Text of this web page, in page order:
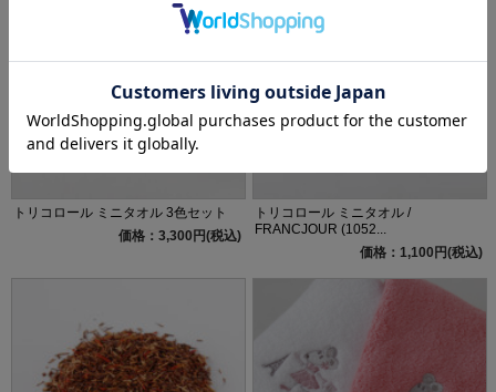
トリコロール ミニタオル 3色セット
価格：3,300円(税込)
トリコロール ミニタオル /
FRANCJOUR (1052...
価格：1,100円(税込)